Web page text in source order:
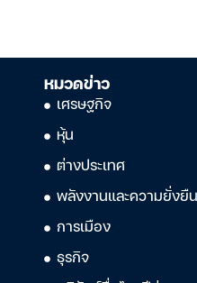
หมวดข่าว
เศรษฐกิจ
หุ้น
ต่างประเทศ
พลังงานและความยั่งยืน
การเมือง
ธุรกิจ